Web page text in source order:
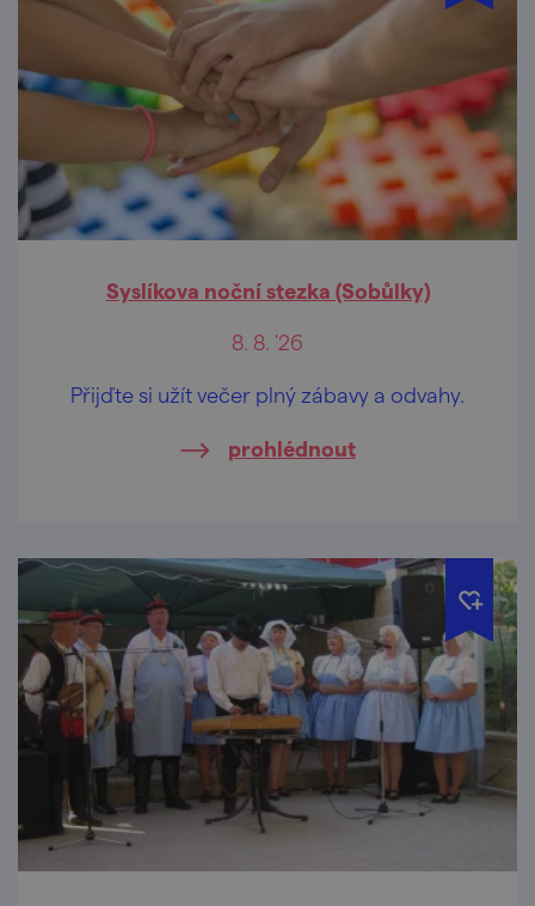
Syslíkova noční stezka (Sobůlky)
8. 8. '26
Přijďte si užít večer plný zábavy a odvahy.
prohlédnout